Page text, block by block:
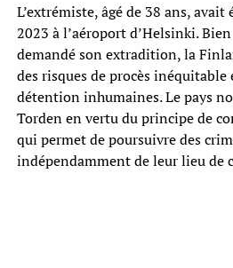
L’extrémiste, âgé de 38 ans,
2023 à l’aéroport d’Helsinki.
demandé son extradition, la
des risques de procès
détention inhumaines. Le pays
Torden en vertu du principe de
qui permet de poursuivre des
indépendamment de leur lieu de